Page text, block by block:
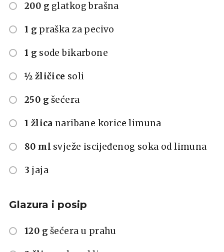
200 g glatkog brašna
1 g praška za pecivo
1 g sode bikarbone
½ žličice soli
250 g šećera
1 žlica naribane korice limuna
80 ml svježe iscijeđenog soka od limuna
3 jaja
Glazura i posip
120 g šećera u prahu